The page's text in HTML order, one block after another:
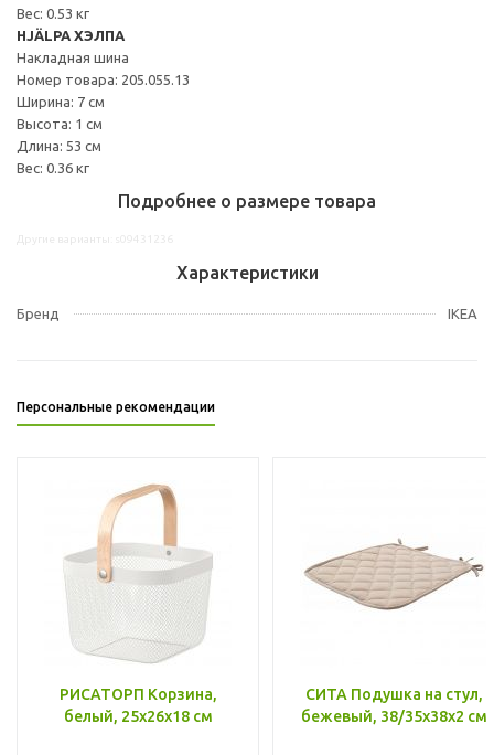
Вес: 0.53 кг
HJÄLPA ХЭЛПА
Накладная шина
Номер товара: 205.055.13
Ширина: 7 см
Высота: 1 см
Длина: 53 см
Вес: 0.36 кг
Подробнее о размере товара
Характеристики
Бренд IKEA
Персональные рекомендации
РИСАТОРП Корзина,
белый, 25x26x18 см
СИТА Подушка на стул,
бежевый, 38/35x38x2 см